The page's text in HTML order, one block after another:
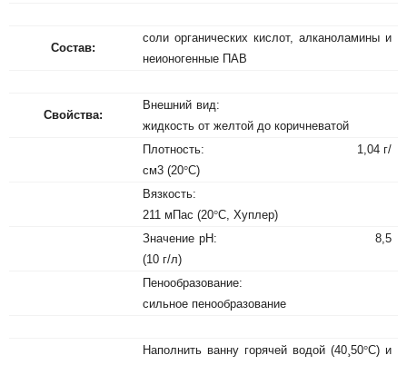
Состав:
соли органических кислот, алканоламины и
неионогенные ПАВ
Свойства:
Внешний вид:
жидкость от желтой до коричневатой
Плотность: 1,04 г/
см3 (20°С)
Вязкость:
211 мПас (20°С, Хуплер)
Значение рН: 8,5
(10 г/л)
Пенообразование:
сильное пенообразование
Наполнить ванну горячей водой (40¸50°С) и